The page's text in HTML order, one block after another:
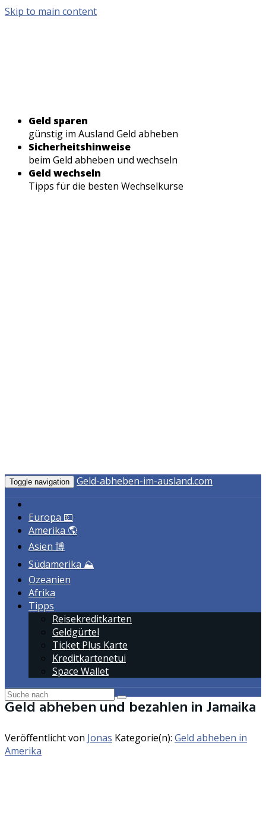
Skip to main content
Geld sparen
günstig im Ausland Geld abheben
Sicherheitshinweise
beim Geld abheben und wechseln
Geld wechseln
Tipps für die besten Wechselkurse
Toggle navigation Geld-abheben-im-ausland.com
Europa 💶
Amerika 🌎
Asien 博
Südamerika ⛰️
Ozeanien
Afrika
Tipps
Reisekreditkarten
Geldgürtel
Ticket Plus Karte
Kreditkartenetui
Space Wallet
Geld abheben und bezahlen in Jamaika
Veröffentlicht von Jonas Kategorie(n): Geld abheben in
Amerika